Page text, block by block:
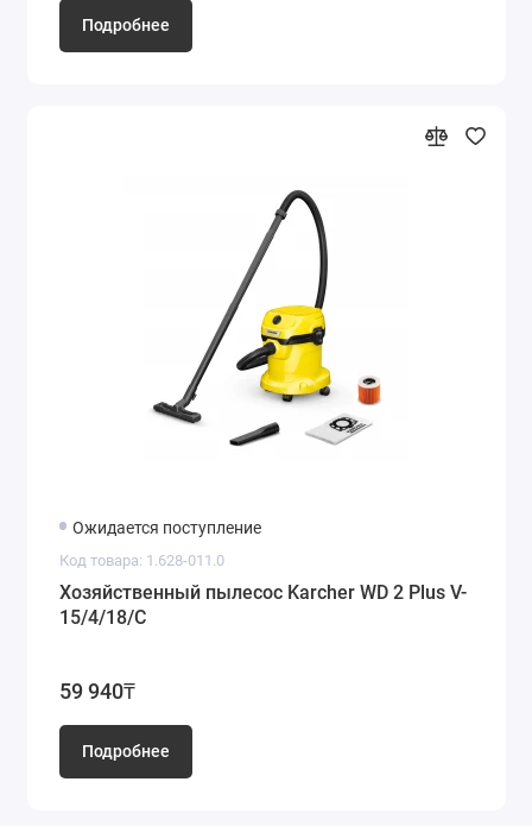
Подробнее
Ожидается поступление
Код товара: 1.628-011.0
Хозяйственный пылесос Karcher WD 2 Plus V-
15/4/18/C
59 940₸
Подробнее